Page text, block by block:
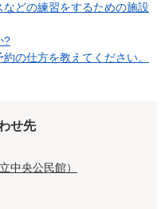
どの練習をするための施設
?
の仕方を教えてください。
せ先
中央公民館）